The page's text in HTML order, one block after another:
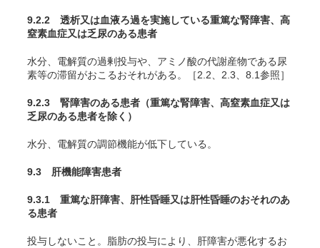
9.2.2 透析又は血液ろ過を実施している重篤な腎障害、高
窒素血症又は乏尿のある患者
水分、電解質の過剰投与や、アミノ酸の代謝産物である尿
素等の滞留がおこるおそれがある。［2.2、2.3、8.1参照］
9.2.3 腎障害のある患者（重篤な腎障害、高窒素血症又は
乏尿のある患者を除く）
水分、電解質の調節機能が低下している。
9.3 肝機能障害患者
9.3.1 重篤な肝障害、肝性昏睡又は肝性昏睡のおそれのあ
る患者
投与しないこと。脂肪の投与により、肝障害が悪化するお